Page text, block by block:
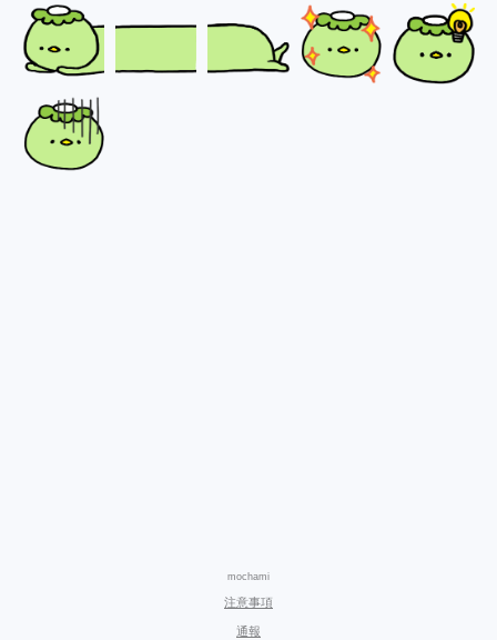
mochami
注意事項
通報